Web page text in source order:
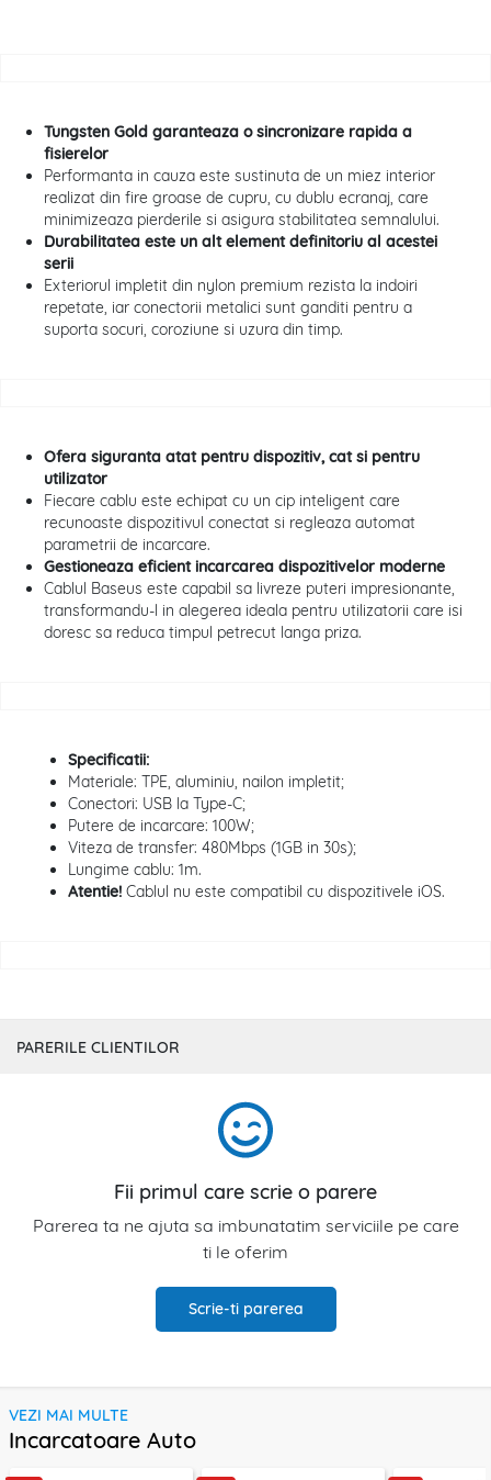
Tungsten Gold garanteaza o sincronizare rapida a
fisierelor
Performanta in cauza este sustinuta de un miez interior
realizat din fire groase de cupru, cu dublu ecranaj, care
minimizeaza pierderile si asigura stabilitatea semnalului.
Durabilitatea este un alt element definitoriu al acestei
serii
Exteriorul impletit din nylon premium rezista la indoiri
repetate, iar conectorii metalici sunt ganditi pentru a
suporta socuri, coroziune si uzura din timp.
Ofera siguranta atat pentru dispozitiv, cat si pentru
utilizator
Fiecare cablu este echipat cu un cip inteligent care
recunoaste dispozitivul conectat si regleaza automat
parametrii de incarcare.
Gestioneaza eficient incarcarea dispozitivelor moderne
Cablul Baseus este capabil sa livreze puteri impresionante,
transformandu-l in alegerea ideala pentru utilizatorii care isi
doresc sa reduca timpul petrecut langa priza.
Specificatii:
Materiale: TPE, aluminiu, nailon impletit;
Conectori: USB la Type-C;
Putere de incarcare: 100W;
Viteza de transfer: 480Mbps (1GB in 30s);
Lungime cablu: 1m.
Atentie! Cablul nu este compatibil cu dispozitivele iOS.
PARERILE CLIENTILOR
Fii primul care scrie o parere
Parerea ta ne ajuta sa imbunatatim serviciile pe care
ti le oferim
Scrie-ti parerea
VEZI MAI MULTE
Incarcatoare Auto